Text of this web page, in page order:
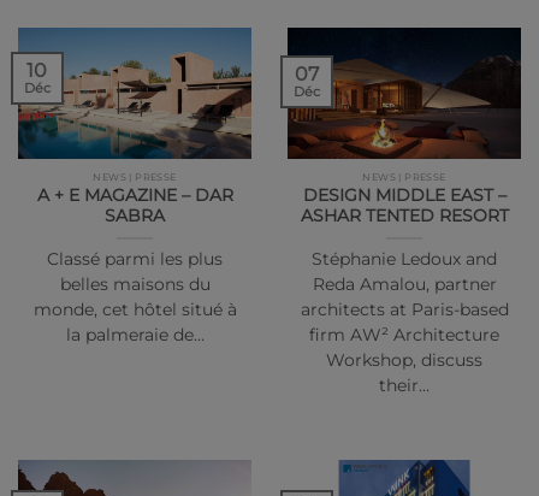
NEWS | PRESSE
A + E MAGAZINE – DAR
SABRA
Classé parmi les plus
belles maisons du
monde, cet hôtel situé à
la palmeraie de…
10
Déc
NEWS | PRESSE
DESIGN MIDDLE EAST –
ASHAR TENTED RESORT
Stéphanie Ledoux and
Reda Amalou, partner
architects at Paris-based
firm AW² Architecture
Workshop, discuss
their…
07
Déc